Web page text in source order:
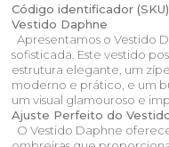
Código identificador
Vestido Daphne
Apresentamos o Vestido
sofisticada. Este vestido
estrutura elegante, um
moderno e prático, e um
um visual glamouroso e
Ajuste Perfeito do
O Vestido Daphne